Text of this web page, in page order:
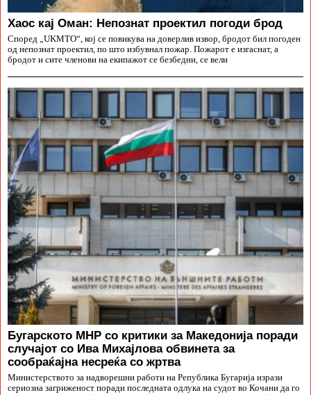
Хаос кај Оман: Непознат проектил погоди брод
Според „UKMTO“, кој се повикува на доверлив извор, бродот бил погоден
од непознат проектил, по што избувнал пожар. Пожарот е изгаснат, а
бродот и сите членови на екипажот се безбедни, се вели
Бугарското МНР со критики за Македонија поради
случајот со Ива Михајлова обвинета за
сообраќајна несреќа со жртва
Министерството за надворешни работи на Република Бугарија изрази
сериозна загриженост поради последната одлука на судот во Кочани да го